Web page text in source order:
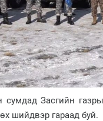
Засгийн
шийдвэр гараад буй.